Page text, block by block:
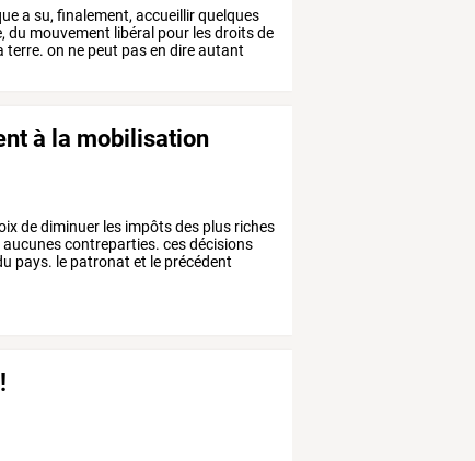
a su, finalement, accueillirquelques
du mouvement libéral pour lesdroitsde
terre. on ne peut pasen direautant
à la mobilisation
dediminuer les impôtsdes plus riches
aucunescontreparties. cesdécisions
pays. le patronat et le précédent